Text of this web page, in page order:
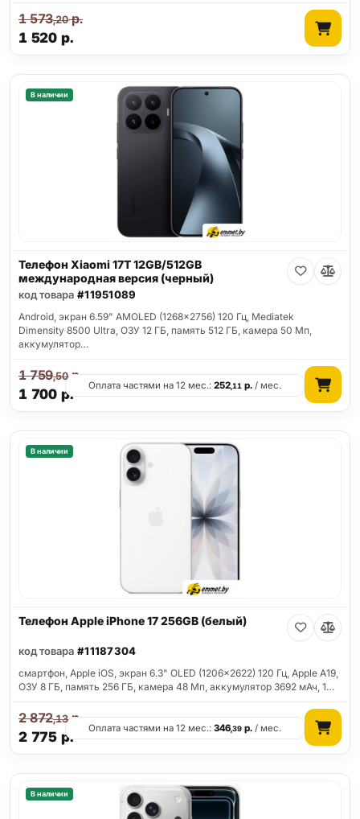
1 520 р.
1 573,20р.
В наличии
Телефон Xiaomi 17T 12GB/512GB
международная версия (черный)
код товара #11951089
Android, экран 6.59" AMOLED (1268x2756) 120 Гц, Mediatek
Dimensity 8500 Ultra, ОЗУ 12 ГБ, память 512 ГБ, камера 50 Мп,
аккумулятор…
1 700 р.
1 759,50р.
Оплата частями на 12 мес.:252,11 р. / мес.
В наличии
Телефон Apple iPhone 17 256GB (белый)
код товара #11187304
смартфон, Apple iOS, экран 6.3" OLED (1206x2622) 120 Гц, Apple A19,
ОЗУ 8 ГБ, память 256 ГБ, камера 48 Мп, аккумулятор 3692 мАч, 1…
2 775 р.
2 872,13р.
Оплата частями на 12 мес.:346,39 р. / мес.
В наличии